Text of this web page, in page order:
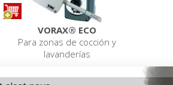
VORAX® ECO
Para zonas de cocción y
lavanderías